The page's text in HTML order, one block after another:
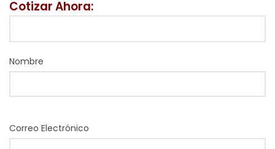
Cotizar Ahora:
Nombre
Correo Electrónico